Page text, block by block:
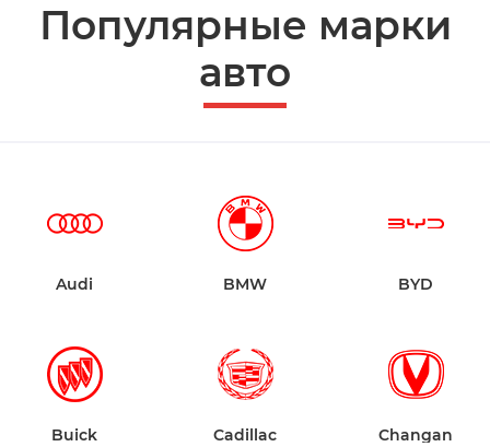
Популярные марки
авто
Audi BMW BYD
Buick Cadillac Changan